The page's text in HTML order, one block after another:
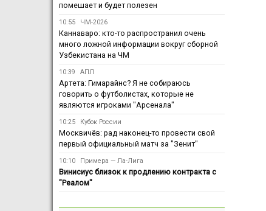
помешает и будет полезен
10:55 ЧМ-2026
Каннаваро: кто-то распространил очень
много ложной информации вокруг сборной
Узбекистана на ЧМ
10:39 АПЛ
Артета: Гимарайнс? Я не собираюсь
говорить о футболистах, которые не
являются игроками "Арсенала"
10:25 Кубок России
Москвичёв: рад наконец-то провести свой
первый официальный матч за "Зенит"
10:10 Примера — Ла-Лига
Винисиус близок к продлению контракта с
"Реалом"